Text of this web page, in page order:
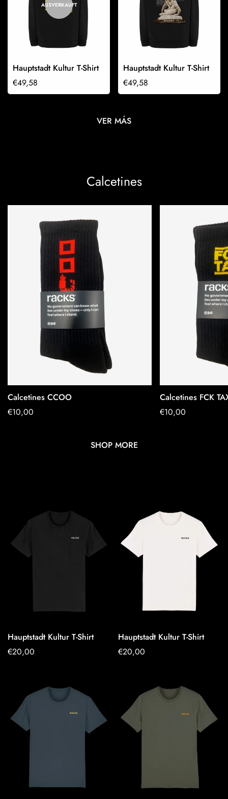
AUSVERKAUFT
Hauptstadt Kultur T-Shirt
Regulärer
Preis
€49,58
Hauptstadt Kultur T-Shirt
Regulärer
Preis
€49,58
VER MÁS
Calcetines
SCHNELLES HINZUFÜGEN
Calcetines CCOO
Regulärer
€10,00
Calcetines FCK
Regulärer
€10,00
SHOP MORE
OPTIONEN
AUSWÄHLEN
Hauptstadt Kultur T-Shirt
Regulärer
€20,00
OPTIONEN
AUSWÄHLEN
Hauptstadt Kultur T-Shirt
Regulärer
€20,00